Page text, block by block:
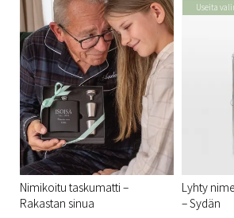
Nimikoitu taskumatti –
Rakastan sinua
Useita
Lyhty
– Sydän